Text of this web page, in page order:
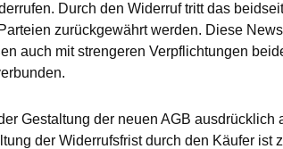
Durch den Widerruf tritt das
zurückgewährt werden. Diese
auch mit strengeren Verpflichtungen
Gestaltung der neuen AGB
der Widerrufsfrist durch den Käufer ist